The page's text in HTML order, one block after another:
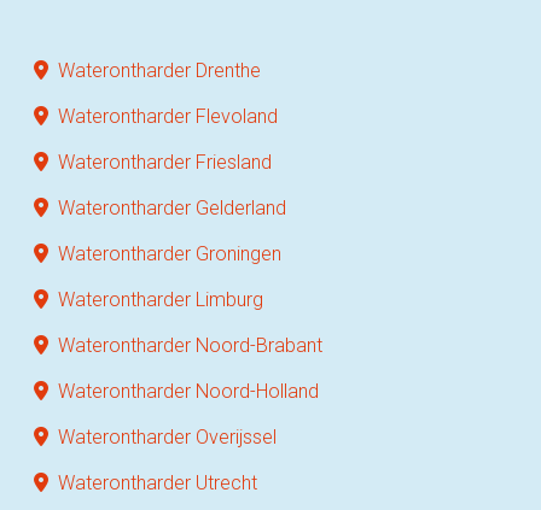
Waterontharder Drenthe
Waterontharder Flevoland
Waterontharder Friesland
Waterontharder Gelderland
Waterontharder Groningen
Waterontharder Limburg
Waterontharder Noord-Brabant
Waterontharder Noord-Holland
Waterontharder Overijssel
Waterontharder Utrecht